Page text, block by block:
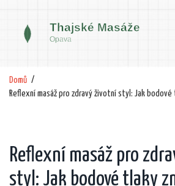
Domů
Reflexní masáž pro zdravý životní styl: Jak bodové
Reflexní masáž pro
styl: Jak bodové tlaky